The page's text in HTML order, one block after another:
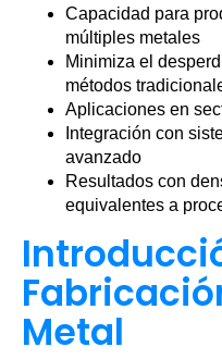
Capacidad para
múltiples metales
Minimiza el
métodos
Aplicaciones en
Integración con
avanzado
Resultados con
equivalentes a
Metal